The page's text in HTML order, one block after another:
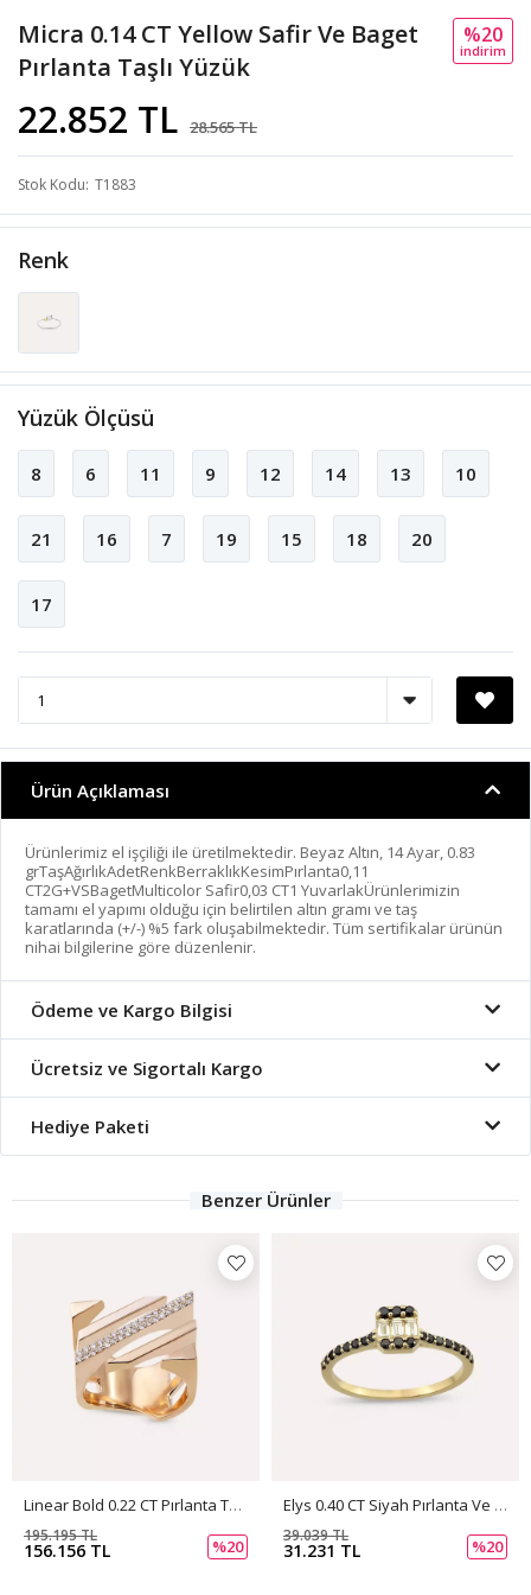
Micra 0.14 CT Yellow Safir Ve Baget
Pırlanta Taşlı Yüzük
22.852 TL 28.565 TL
%20
i̇ndi̇ri̇m
Stok Kodu T1883
Renk
Yüzük Ölçüsü
8 6 11 9 12 14 13 10
21 16 7 19 15 18 20
17
Ürün Açıklaması
Ürünlerimiz el işçiliği ile üretilmektedir. Beyaz Altın, 14 Ayar, 0.83
grTaşAğırlıkAdetRenkBerraklıkKesimPırlanta0,11
CT2G+VSBagetMulticolor Safir0,03 CT1 YuvarlakÜrünlerimizin
tamamı el yapımı olduğu için belirtilen altın gramı ve taş
karatlarında (+/-) %5 fark oluşabilmektedir. Tüm sertifikalar ürünün
nihai bilgilerine göre düzenlenir.
Ödeme ve Kargo Bilgisi
Ücretsiz ve Sigortalı Kargo
Hediye Paketi
Benzer Ürünler
Linear Bold 0.22 CT Pırlanta Taşlı Rose Altın Yüzük
156.156 TL
195.195 TL
%20
Elys 0.40 CT Siyah Pırlanta Ve Baget Pırlanta Taşlı Sarı Altın Yüzük
31.231 TL
39.039 TL
%20